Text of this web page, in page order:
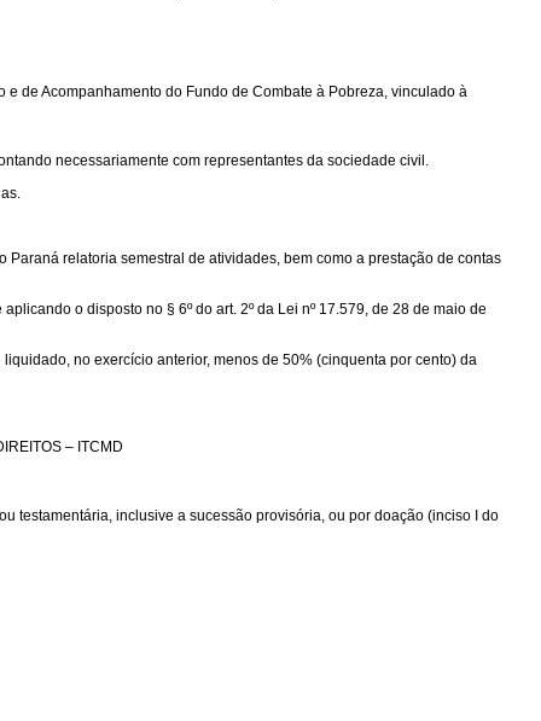
de Acompanhamento do Fundo de Combate à Pobreza, vinculado à
necessariamente com representantes da sociedade civil.
relatoria semestral de atividades, bem como a prestação de contas
o disposto no § 6º do art. 2º da Lei nº 17.579, de 28 de maio de
no exercício anterior, menos de 50% (cinquenta por cento) da
– ITCMD
testamentária, inclusive a sucessão provisória, ou por doação (inciso I do